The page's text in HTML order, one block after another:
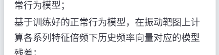
常行为模型；
基于训练好的正常行为模型，在振动靶图上计
算各系列特征倍频下历史频率向量对应的模型